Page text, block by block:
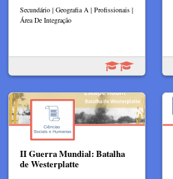
Secundário | Geografia A | Profissionais |
Área De Integração
II Guerra Mundial: Batalha
de Westerplatte